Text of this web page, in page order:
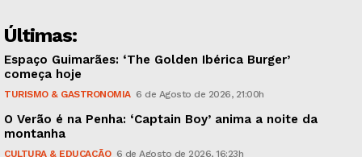
Últimas:
Espaço Guimarães: ‘The Golden Ibérica Burger’
começa hoje
TURISMO & GASTRONOMIA 6 de Agosto de 2026, 21:00h
O Verão é na Penha: ‘Captain Boy’ anima a noite da
montanha
CULTURA & EDUCAÇÃO 6 de Agosto de 2026, 16:23h